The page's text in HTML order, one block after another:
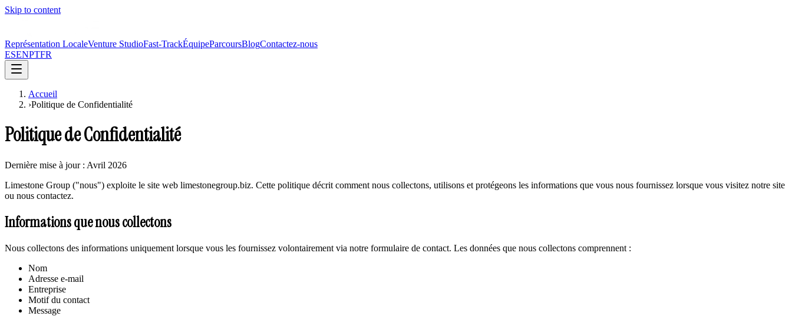
Skip to content
Représentation LocaleVenture StudioFast-TrackÉquipeParcoursBlogContactez-nous
ESENPTFR
Accueil
›Politique de Confidentialité
Politique de Confidentialité
Dernière mise à jour : Avril 2026
Limestone Group ("nous") exploite le site web limestonegroup.biz. Cette politique décrit comment nous collectons, utilisons et protégeons les informations que vous nous fournissez lorsque vous visitez notre site
ou nous contactez.
Informations que nous collectons
Nous collectons des informations uniquement lorsque vous les fournissez volontairement via notre formulaire de contact. Les données que nous collectons comprennent :
Nom
Adresse e-mail
Entreprise
Motif du contact
Message